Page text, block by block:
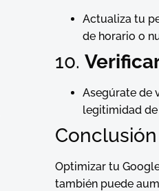
Actualiza tu
de horario o
10.
Asegúrate de
legitimidad
Conclusión
Optimizar tu
también puede